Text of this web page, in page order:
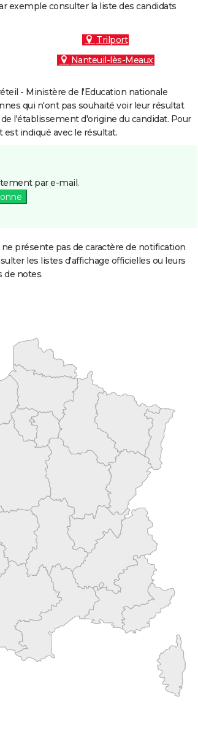
exemple consulter la liste des candidats
Trilport
Nanteuil-lès-Meaux
- Ministère de l'Education nationale
qui n'ont pas souhaité voir leur résultat
l'établissement d'origine du candidat. Pour
indiqué avec le résultat.
par e-mail.
présente pas de caractère de notification
les listes d'affichage officielles ou leurs
de notes.